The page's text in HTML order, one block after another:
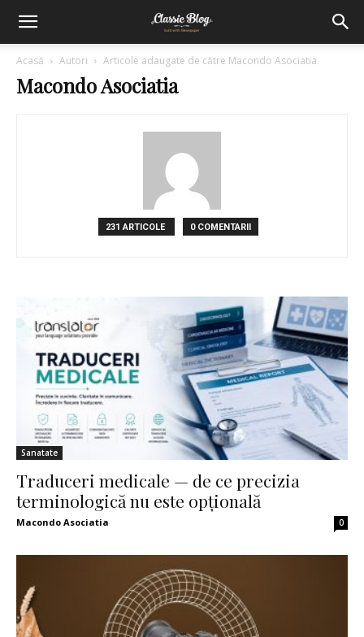
Acasă Autori Articole adaugate de către Macondo Asociatia
Macondo Asociatia
231 ARTICOLE 0 COMENTARII
Sanatate
Traduceri medicale — de ce precizia
terminologică nu este opțională
Macondo Asociatia 0